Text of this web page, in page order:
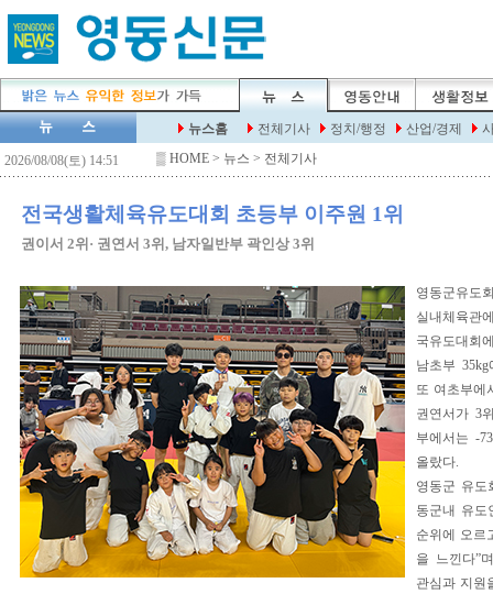
▒ HOME > 뉴스 > 전체기사
전국생활체육유도대회 초등부 이주원 1위
권이서 2위· 권연서 3위, 남자일반부 곽인상 3위
영동군유도
실내체육관
국유도대회
남초부
또 여초부에
권연서가 3
부에서는 -
올랐다.
영동군 유도
동군내 유도
순위에 오르
을 느낀다”
관심과 지원